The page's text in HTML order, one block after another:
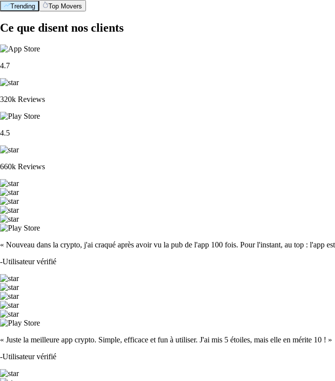
Trending Top Movers
Ce que disent nos clients
4.7
320k Reviews
4.5
660k Reviews
« Nouveau dans la crypto, j'ai craqué après avoir vu la pub de l'app 100 fois. Pour l'instant, au top : l'app
-Utilisateur vérifié
« Juste la meilleure app crypto. Simple, efficace et fun à utiliser. J'ai mis 5 étoiles, mais elle en mérite 10 ! »
-Utilisateur vérifié